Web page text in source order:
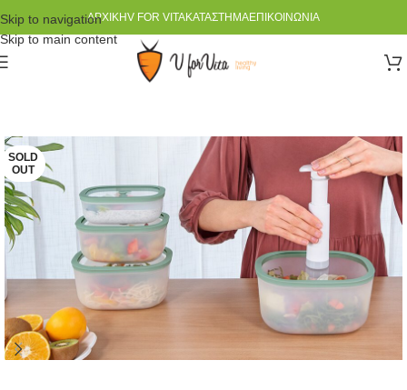
Skip to navigation
Skip to main content
ΑΡΧΙΚΉV FOR VITAΚΑΤΆΣΤΗΜΑΕΠΙΚΟΙΝΩΝΊΑ
SOLD
OUT